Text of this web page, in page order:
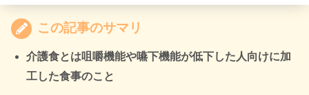
この記事のサマリ
介護食とは咀嚼機能や嚥下機能が低下した人向けに加
工した食事のこと